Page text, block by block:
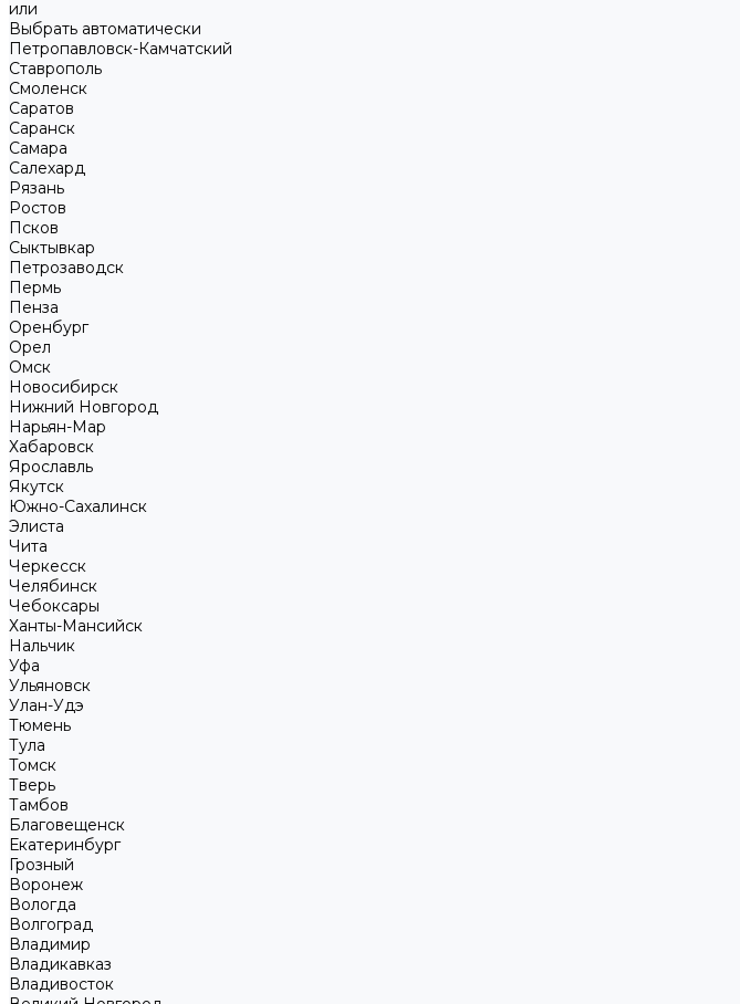
или
Выбрать автоматически
Петропавловск-Камчатский
Ставрополь
Смоленск
Саратов
Саранск
Самара
Салехард
Рязань
Ростов
Псков
Сыктывкар
Петрозаводск
Пермь
Пенза
Оренбург
Орел
Омск
Новосибирск
Нижний Новгород
Нарьян-Мар
Хабаровск
Ярославль
Якутск
Южно-Сахалинск
Элиста
Чита
Черкесск
Челябинск
Чебоксары
Ханты-Мансийск
Нальчик
Уфа
Ульяновск
Улан-Удэ
Тюмень
Тула
Томск
Тверь
Тамбов
Благовещенск
Екатеринбург
Грозный
Воронеж
Вологда
Волгоград
Владимир
Владикавказ
Владивосток